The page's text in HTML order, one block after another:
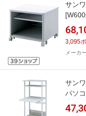
サン
イト
間指
3,095
メーカ
サン
パソ